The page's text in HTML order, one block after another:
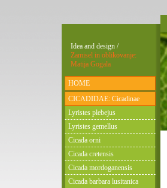
Idea and design /
Zamisel in oblikovanje:
Matija Gogala
HOME
CICADIDAE: Cicadinae
Lyristes plebejus
Lyristes gemellus
Cicada orni
Cicada cretensis
Cicada mordoganensis
Cicada barbara lusitanica